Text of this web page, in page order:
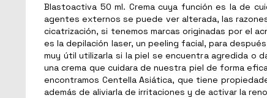
Blastoactiva 50 ml. Crema cuya función es la de
agentes externos se puede ver alterada, las
cicatrización, si tenemos marcas originadas por el
es la depilación laser, un peeling facial, para
muy útil utilizarla si la piel se encuentra agredida o
una crema que cuidara de nuestra piel de forma
encontramos Centella Asiática, que tiene
además de aliviarla de irritaciones y de activar la